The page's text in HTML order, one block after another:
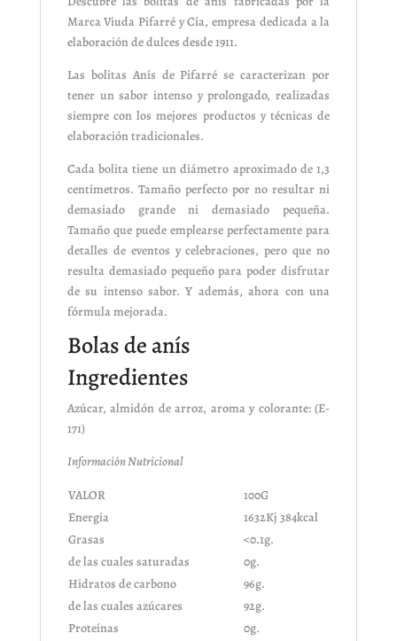
Marca Viuda Pifarré y Cía, empresa dedicada a la
elaboración de dulces desde 1911.
Las bolitas Anís de Pifarré se caracterizan por
tener un sabor intenso y prolongado, realizadas
siempre con los mejores productos y técnicas de
elaboración tradicionales.
Cada bolita tiene un diámetro aproximado de 1,3
centímetros. Tamaño perfecto por no resultar ni
demasiado grande ni demasiado pequeña.
Tamaño que puede emplearse perfectamente para
detalles de eventos y celebraciones, pero que no
resulta demasiado pequeño para poder disfrutar
de su intenso sabor. Y además, ahora con una
fórmula mejorada.
Bolas de anís
Ingredientes
Azúcar, almidón de arroz, aroma y colorante: (E-
171)
Información Nutricional
VALOR
100G
Energia
1632Kj 384kcal
Grasas
<0.1g.
de las cuales saturadas
0g.
Hidratos de carbono
96g.
de las cuales azúcares
92g.
Proteínas
0g.